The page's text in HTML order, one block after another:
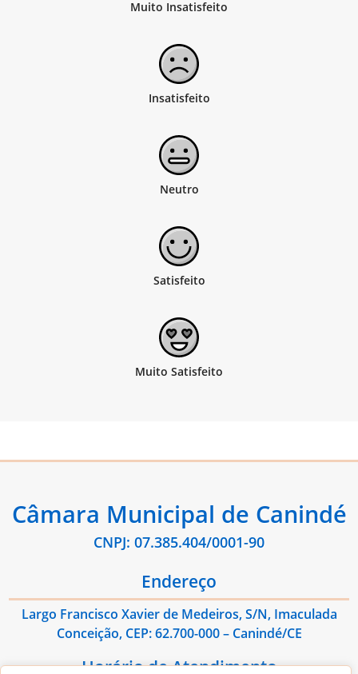
Câmara Municipal de Canindé
CNPJ: 07.385.404/0001-90
Endereço
Largo Francisco Xavier de Medeiros, S/N, Imaculada
Conceição, CEP: 62.700-000 – Canindé/CE
Horário de Atendimento